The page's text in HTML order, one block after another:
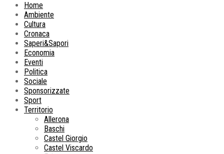
Home
Ambiente
Cultura
Cronaca
Saperi&Sapori
Economia
Eventi
Politica
Sociale
Sponsorizzate
Sport
Territorio
Allerona
Baschi
Castel Giorgio
Castel Viscardo